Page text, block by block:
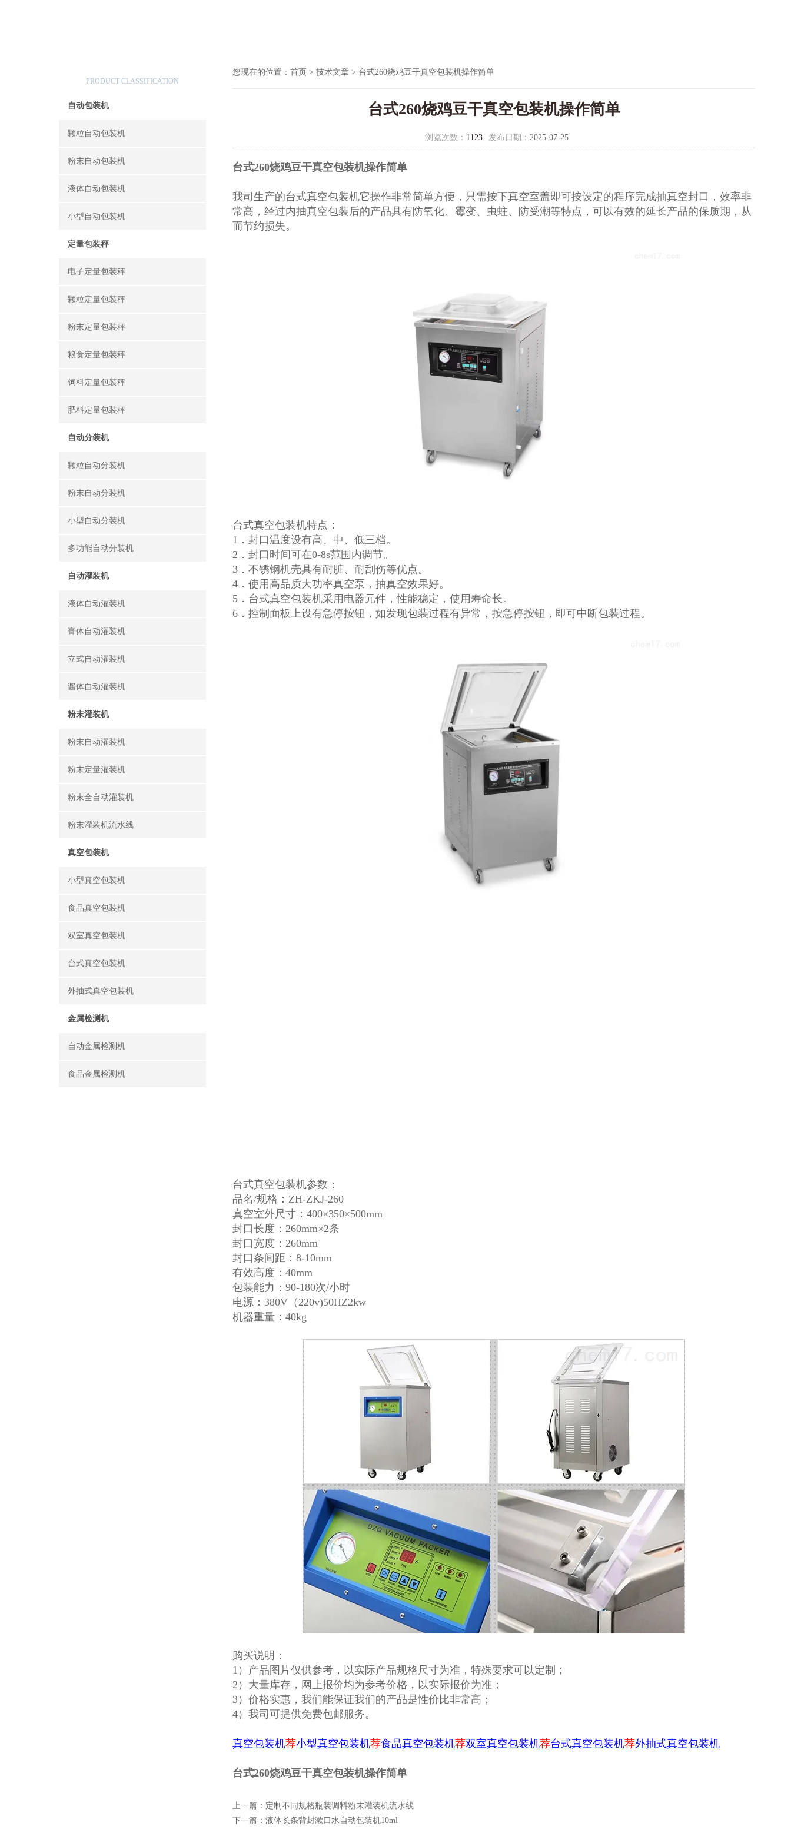
PRODUCT CLASSIFICATION
自动包装机
颗粒自动包装机
粉末自动包装机
液体自动包装机
小型自动包装机
定量包装秤
电子定量包装秤
颗粒定量包装秤
粉末定量包装秤
粮食定量包装秤
饲料定量包装秤
肥料定量包装秤
自动分装机
颗粒自动分装机
粉末自动分装机
小型自动分装机
多功能自动分装机
自动灌装机
液体自动灌装机
膏体自动灌装机
立式自动灌装机
酱体自动灌装机
粉末灌装机
粉末自动灌装机
粉末定量灌装机
粉末全自动灌装机
粉末灌装机流水线
真空包装机
小型真空包装机
食品真空包装机
双室真空包装机
台式真空包装机
外抽式真空包装机
金属检测机
自动金属检测机
食品金属检测机
您现在的位置： 首页 > 技术文章 > 台式260烧鸡豆干真空包装机操作简单
台式260烧鸡豆干真空包装机操作简单
浏览次数： 1123 发布日期： 2025-07-25
台式260烧鸡豆干真空包装机操作简单
我司生产的台式真空包装机它操作非常简单方便，只需按下真空室盖即可按设定的程序完成抽真空封口，效率非
常高，经过内抽真空包装后的产品具有防氧化、霉变、虫蛀、防受潮等特点，可以有效的延长产品的保质期，从
而节约损失。
台式真空包装机特点：
1．封口温度设有高、中、低三档。
2．封口时间可在0-8s范围内调节。
3．不锈钢机壳具有耐脏、耐刮伤等优点。
4．使用高品质大功率真空泵，抽真空效果好。
5．台式真空包装机采用电器元件，性能稳定，使用寿命长。
6．控制面板上设有急停按钮，如发现包装过程有异常，按急停按钮，即可中断包装过程。
台式真空包装机参数：
品名/规格：ZH-ZKJ-260
真空室外尺寸：400×350×500mm
封口长度：260mm×2条
封口宽度：260mm
封口条间距：8-10mm
有效高度：40mm
包装能力：90-180次/小时
电源：380V（220v)50HZ2kw
机器重量：40kg
购买说明：
1）产品图片仅供参考，以实际产品规格尺寸为准，特殊要求可以定制；
2）大量库存，网上报价均为参考价格，以实际报价为准；
3）价格实惠，我们能保证我们的产品是性价比非常高；
4）我司可提供免费包邮服务。
真空包装机荐小型真空包装机荐食品真空包装机荐双室真空包装机荐台式真空包装机荐外抽式真空包装机
台式260烧鸡豆干真空包装机操作简单
上一篇： 定制不同规格瓶装调料粉末灌装机流水线
下一篇： 液体长条背封漱口水自动包装机10ml